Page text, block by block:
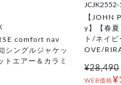
comfort nav
シングルジャケッ
トエアー＆カラミ
JCJK2552-
【JOHN
y】【春夏
ト/ネイ
OVE/
¥28,490
WEB価格